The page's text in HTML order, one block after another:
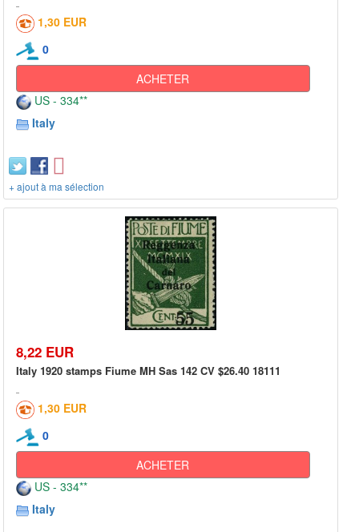
1,30 EUR
0
ACHETER
US - 334**
Italy
+ ajout à ma sélection
8,22 EUR
Italy 1920 stamps Fiume MH Sas 142 CV $26.40 18111
1,30 EUR
0
ACHETER
US - 334**
Italy